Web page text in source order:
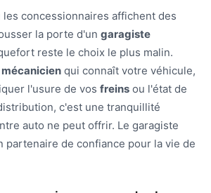
les concessionnaires affichent des
la porte d'un garagiste
reste le choix le plus malin.
mécanicien qui connaît votre véhicule,
l'usure de vos freins ou l'état de
c'est une tranquillité
auto ne peut offrir. Le garagiste
partenaire de confiance pour la vie de